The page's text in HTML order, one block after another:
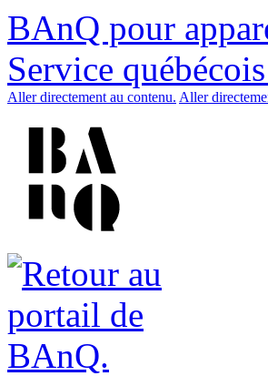
BAnQ pour
Service
Aller directement au contenu. Aller